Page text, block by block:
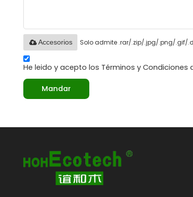
Solo admite .rar/.zip/.jpg/.png/.gif/
Accesorios
He leido y acepto los Términos y Condiciones
Mandar